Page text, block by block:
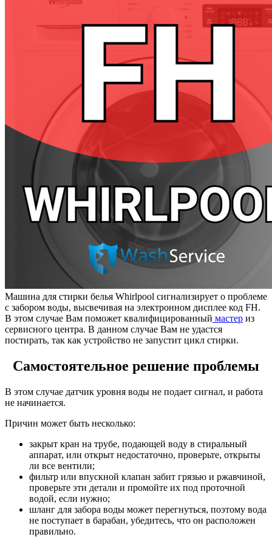
Машина для стирки белья Whirlpool сигнализирует о проблеме
с забором воды, высвечивая на электронном дисплее код FН.
В этом случае Вам поможет квалифицированный мастер из
сервисного центра. В данном случае Вам не удастся
постирать, так как устройство не запустит цикл стирки.
Самостоятельное решение проблемы
В этом случае датчик уровня воды не подает сигнал, и работа
не начинается.
Причин может быть несколько:
закрыт кран на трубе, подающей воду в стиральный
аппарат, или открыт недостаточно, проверьте, открыты
ли все вентили;
фильтр или впускной клапан забит грязью и ржавчиной,
проверьте эти детали и промойте их под проточной
водой, если нужно;
шланг для забора воды может перегнуться, поэтому вода
не поступает в барабан, убедитесь, что он расположен
правильно.